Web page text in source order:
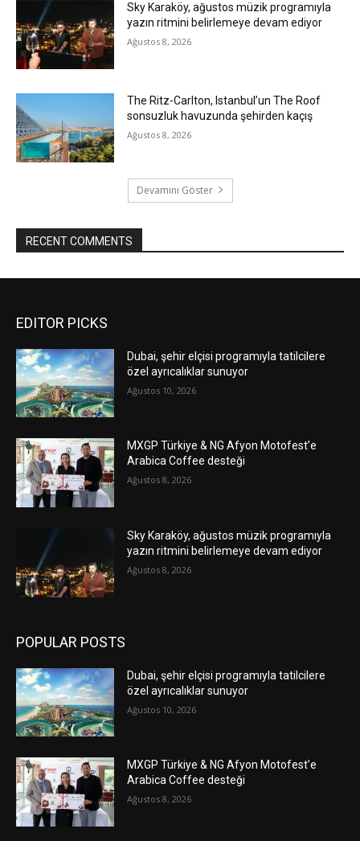
Sky Karaköy, ağustos müzik programıyla
yazın ritmini belirlemeye devam ediyor
Ağustos 8, 2026
The Ritz-Carlton, Istanbul’un The Roof
sonsuzluk havuzunda şehirden kaçış
Ağustos 8, 2026
Devamını Göster
RECENT COMMENTS
EDITOR PICKS
Dubai, şehir elçisi programıyla tatilcilere
özel ayrıcalıklar sunuyor
Ağustos 10, 2026
MXGP Türkiye & NG Afyon Motofest’e
Arabica Coffee desteği
Ağustos 8, 2026
Sky Karaköy, ağustos müzik programıyla
yazın ritmini belirlemeye devam ediyor
Ağustos 8, 2026
POPULAR POSTS
Dubai, şehir elçisi programıyla tatilcilere
özel ayrıcalıklar sunuyor
Ağustos 10, 2026
MXGP Türkiye & NG Afyon Motofest’e
Arabica Coffee desteği
Ağustos 8, 2026